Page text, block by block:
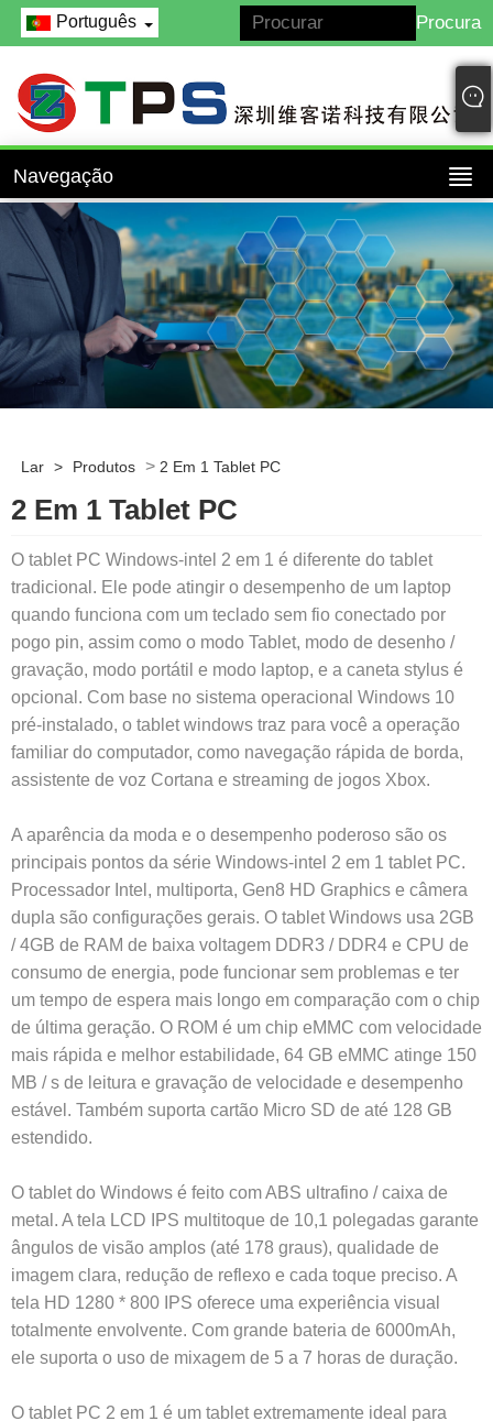
Português
Navegação
Lar > Produtos > 2 Em 1 Tablet PC
2 Em 1 Tablet PC
O tablet PC Windows-intel 2 em 1 é diferente do tablet
tradicional. Ele pode atingir o desempenho de um laptop
quando funciona com um teclado sem fio conectado por
pogo pin, assim como o modo Tablet, modo de desenho /
gravação, modo portátil e modo laptop, e a caneta stylus é
opcional. Com base no sistema operacional Windows 10
pré-instalado, o tablet windows traz para você a operação
familiar do computador, como navegação rápida de borda,
assistente de voz Cortana e streaming de jogos Xbox.
A aparência da moda e o desempenho poderoso são os
principais pontos da série Windows-intel 2 em 1 tablet PC.
Processador Intel, multiporta, Gen8 HD Graphics e câmera
dupla são configurações gerais. O tablet Windows usa 2GB
/ 4GB de RAM de baixa voltagem DDR3 / DDR4 e CPU de
consumo de energia, pode funcionar sem problemas e ter
um tempo de espera mais longo em comparação com o chip
de última geração. O ROM é um chip eMMC com velocidade
mais rápida e melhor estabilidade, 64 GB eMMC atinge 150
MB / s de leitura e gravação de velocidade e desempenho
estável. Também suporta cartão Micro SD de até 128 GB
estendido.
O tablet do Windows é feito com ABS ultrafino / caixa de
metal. A tela LCD IPS multitoque de 10,1 polegadas garante
ângulos de visão amplos (até 178 graus), qualidade de
imagem clara, redução de reflexo e cada toque preciso. A
tela HD 1280 * 800 IPS oferece uma experiência visual
totalmente envolvente. Com grande bateria de 6000mAh,
ele suporta o uso de mixagem de 5 a 7 horas de duração.
O tablet PC 2 em 1 é um tablet extremamente ideal para